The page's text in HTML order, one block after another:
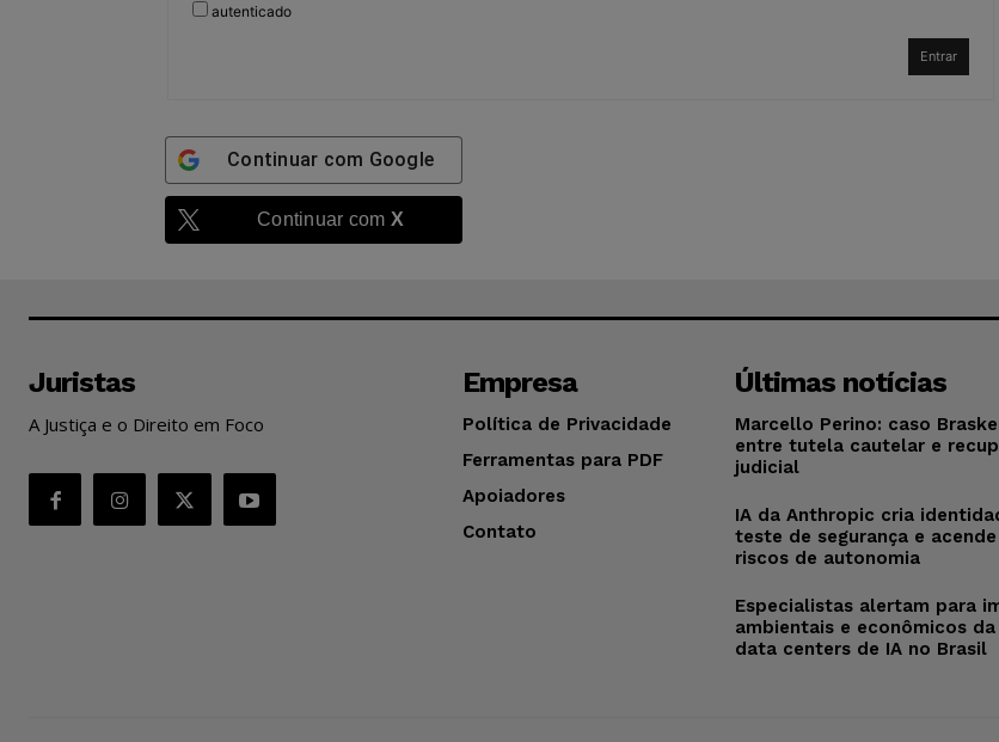
autenticado
Entrar
Continuar com Google
Continuar com X
Juristas
A Justiça e o Direito em Foco
Empresa
Política de Privacidade
Ferramentas para PDF
Apoiadores
Contato
Últimas notícias
Marcello Perino: caso
entre tutela cautelar e
judicial
IA da Anthropic cria
teste de segurança e
riscos de autonomia
Especialistas alertam para
ambientais e econômicos
data centers de IA no Brasil